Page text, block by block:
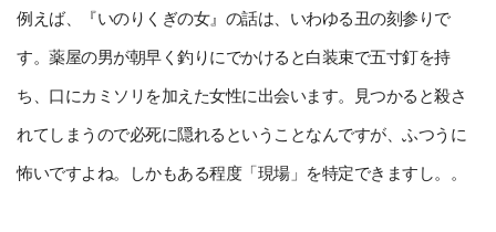
例えば、『いのりくぎの女』の話は、いわゆる丑の刻参りで
す。薬屋の男が朝早く釣りにでかけると白装束で五寸釘を持
ち、口にカミソリを加えた女性に出会います。見つかると殺さ
れてしまうので必死に隠れるということなんですが、ふつうに
怖いですよね。しかもある程度「現場」を特定できますし。。